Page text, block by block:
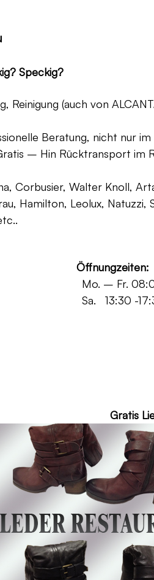
Speckig?
Reinigung (auch von
Beratung, nicht nur
– Hin Rücktransport im
Corbusier, Walter Knoll,
Hamilton, Leolux,
Öffnungzeiten:
08:00 -11:30 –
-
ZH
28
für